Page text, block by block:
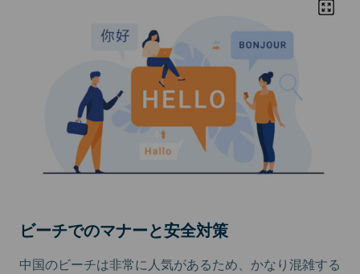
ビーチでのマナーと安全対策
中国のビーチは非常に人気があるため、かなり混雑する